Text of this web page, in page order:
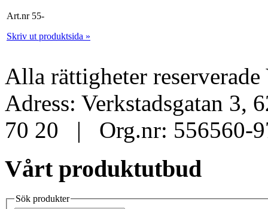
Art.nr 55-
Skriv ut produktsida »
Alla rättigheter
Adress: Verkstadsgatan
70 20 | Org.nr: 556560-
Vårt produktutbud
Sök produkter